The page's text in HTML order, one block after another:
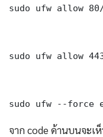
sudo ufw allow
sudo ufw allow
sudo ufw --force
จาก code ด้านบนจะเ